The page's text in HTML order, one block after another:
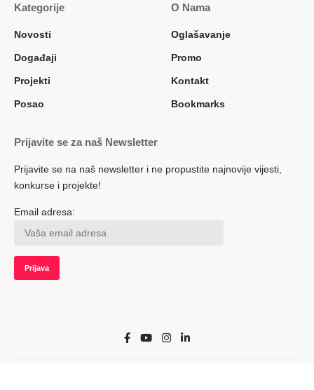
Kategorije
Novosti
Događaji
Projekti
Posao
O Nama
Oglašavanje
Promo
Kontakt
Bookmarks
Prijavite se za naš Newsletter
Prijavite se na naš newsletter i ne propustite najnovije vijesti,
konkurse i projekte!
Email adresa: